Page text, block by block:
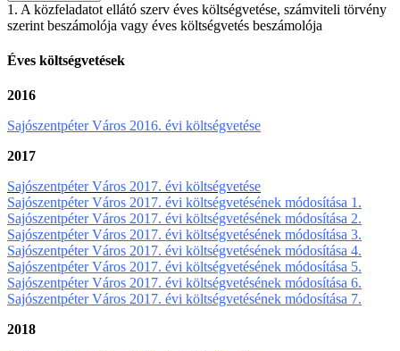
1. A közfeladatot ellátó szerv éves költségvetése, számviteli törvény
szerint beszámolója vagy éves költségvetés beszámolója
Éves költségvetések
2016
Sajószentpéter Város 2016. évi költségvetése
2017
Sajószentpéter Város 2017. évi költségvetése
Sajószentpéter Város 2017. évi költségvetésének módosítása 1.
Sajószentpéter Város 2017. évi költségvetésének módosítása 2.
Sajószentpéter Város 2017. évi költségvetésének módosítása 3.
Sajószentpéter Város 2017. évi költségvetésének módosítása 4.
Sajószentpéter Város 2017. évi költségvetésének módosítása 5.
Sajószentpéter Város 2017. évi költségvetésének módosítása 6.
Sajószentpéter Város 2017. évi költségvetésének módosítása 7.
2018